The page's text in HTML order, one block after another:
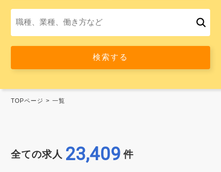
TOPページ 一覧
全ての求人 23,409 件